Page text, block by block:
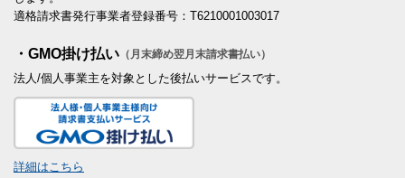
適格請求書発行事業者登録番号：T6210001003017
・GMO掛け払い （月末締め翌月末請求書払い）
法人/個人事業主を対象とした後払いサービスです。
詳細はこちら